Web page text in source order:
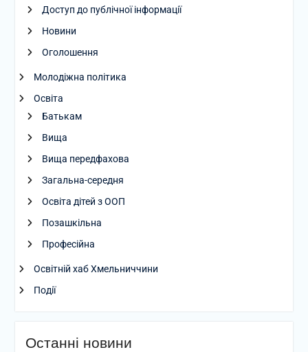
Доступ до публічної інформації
Новини
Оголошення
Молодіжна політика
Освіта
Батькам
Вища
Вища передфахова
Загальна-середня
Освіта дітей з ООП
Позашкільна
Професійна
Освітній хаб Хмельниччини
Події
Останні новини